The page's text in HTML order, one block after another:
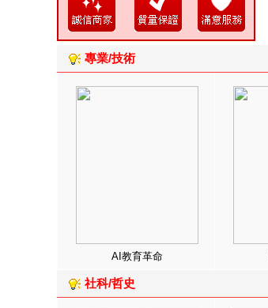
專業/技術
AI教育革命
社科/哲史